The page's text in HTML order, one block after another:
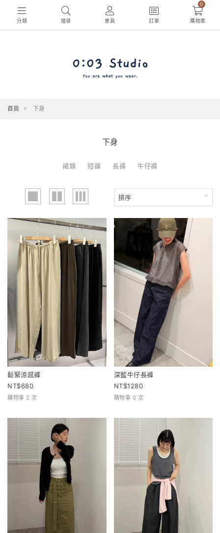
分類 搜尋 會員 訂單
0
購物車
首頁 下身
下身
裙類 短褲 長褲 牛仔褲
鬆緊涼感褲
680
購物車 2 次
深藍牛仔長褲
1280
購物車 0 次